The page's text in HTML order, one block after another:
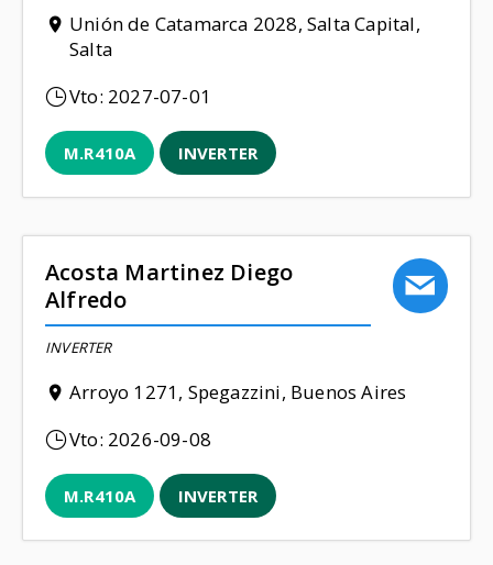
Unión de Catamarca 2028, Salta Capital,
Salta
Vto: 2027-07-01
M.R410A INVERTER
Acosta Martinez Diego
Alfredo
INVERTER
Arroyo 1271, Spegazzini, Buenos Aires
Vto: 2026-09-08
M.R410A INVERTER